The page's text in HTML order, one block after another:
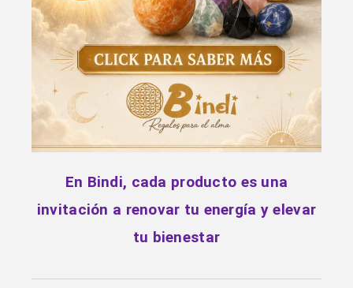
En Bindi, cada producto es una
invitación a renovar tu energía y elevar
tu bienestar